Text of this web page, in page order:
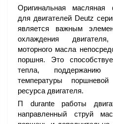
Оригинальная масляная
для двигателей Deutz
является важным
охлаждения
моторного масла
поршня. Это
тепла, поддержанию
температуры
ресурса двигателя.
П durante работы
направленный струй